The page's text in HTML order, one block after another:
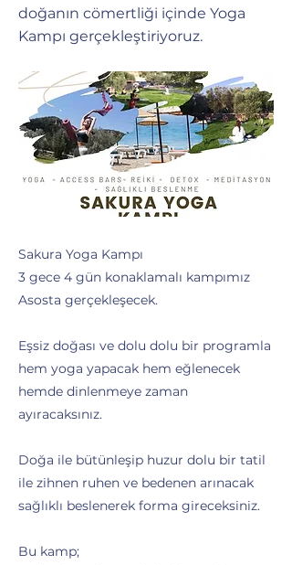
doğanın cömertliği içinde Yoga
Kampı gerçekleştiriyoruz.
Sakura Yoga Kampı
3 gece 4 gün konaklamalı kampımız
Asosta gerçekleşecek.
Eşsiz doğası ve dolu dolu bir programla
hem yoga yapacak hem eğlenecek
hemde dinlenmeye zaman
ayıracaksınız.
Doğa ile bütünleşip huzur dolu bir tatil
ile zihnen ruhen ve bedenen arınacak
sağlıklı beslenerek forma gireceksiniz.
Bu kamp;